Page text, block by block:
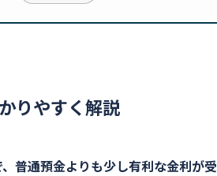
りやすく解説
普通預金よりも少し有利な金利が